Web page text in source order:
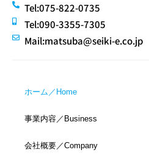
Tel:‭075-822-0735‬
Tel:‭090-3355-7305‬
Mail:
pj.oc.e-ikies
@abustam
ホーム／Home
事業内容／Business
会社概要／Company